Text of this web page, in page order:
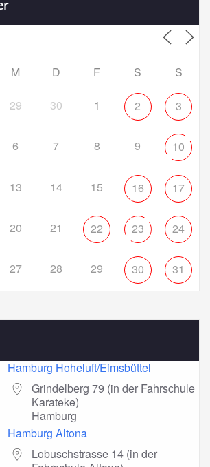
M D F S S
29 30 1 2 3
6 7 8 9 10
13 14 15 16 17
20 21 22 23 24
27 28 29 30 31
Hamburg Hoheluft/Eimsbüttel
Grindelberg 79 (in der Fahrschule
Karateke)
Hamburg
Hamburg Altona
Lobuschstrasse 14 (in der